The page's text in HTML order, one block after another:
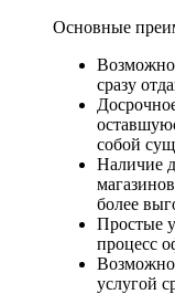
Основные
сразу
собой
Наличие
более
Простые
процесс
услугой